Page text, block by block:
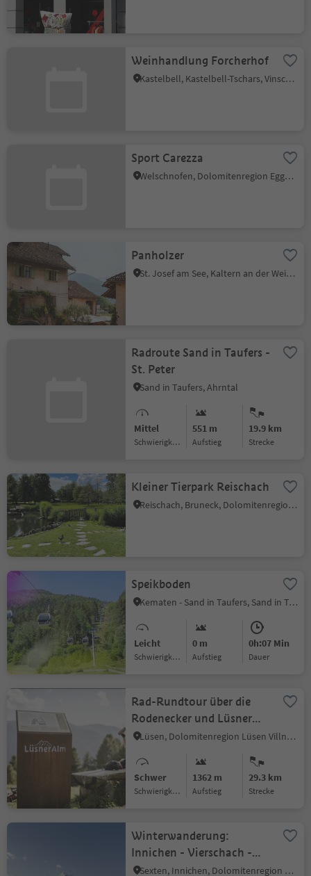
Weinhandlung Forcherhof
Kastelbell, Kastelbell-Tschars, Vinschgau
Sport Carezza
Welschnofen, Dolomitenregion Eggental
Panholzer
St. Josef am See, Kaltern an der Weinstraße, Südtiroler Weinstraße
Radroute Sand in Taufers -
St. Peter
Sand in Taufers, Ahrntal
Mittel
Schwierigkeitsgrad
551 m
Aufstieg
19.9 km
Strecke
Kleiner Tierpark Reischach
Reischach, Bruneck, Dolomitenregion Kronplatz
Speikboden
Kematen - Sand in Taufers, Sand in Taufers, Ahrntal
Leicht
Schwierigkeitsgrad
0 m
Aufstieg
0h:07 Min
Dauer
Rad-Rundtour über die
Rodenecker und Lüsner
Alm
Lüsen, Dolomitenregion Lüsen Villnöss
Schwer
Schwierigkeitsgrad
1362 m
Aufstieg
29.3 km
Strecke
Winterwanderung:
Innichen - Vierschach -
Winnebach
Sexten, Innichen, Dolomitenregion 3 Zinnen